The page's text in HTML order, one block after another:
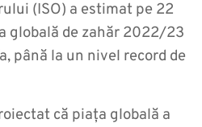
(ISO) a estimat pe 22
globală de zahăr 2022/23
până la un nivel record de
că piața globală a